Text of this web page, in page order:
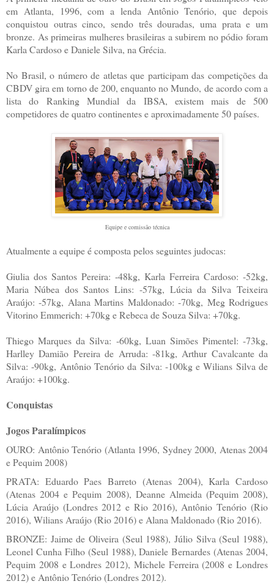
em Atlanta, 1996, com a lenda Antônio Tenório, que depois
conquistou outras cinco, sendo três douradas, uma prata e um
bronze. As primeiras mulheres brasileiras a subirem no pódio foram
Karla Cardoso e Daniele Silva, na Grécia.
No Brasil, o número de atletas que participam das competições da
CBDV gira em torno de 200, enquanto no Mundo, de acordo com a
lista do Ranking Mundial da IBSA, existem mais de 500
competidores de quatro continentes e aproximadamente 50 países.
Equipe e comissão técnica
Atualmente a equipe é composta pelos seguintes judocas:
Giulia dos Santos Pereira: -48kg, Karla Ferreira Cardoso: -52kg,
Maria Núbea dos Santos Lins: -57kg, Lúcia da Silva Teixeira
Araújo: -57kg, Alana Martins Maldonado: -70kg, Meg Rodrigues
Vitorino Emmerich: +70kg e Rebeca de Souza Silva: +70kg.
Thiego Marques da Silva: -60kg, Luan Simões Pimentel: -73kg,
Harlley Damião Pereira de Arruda: -81kg, Arthur Cavalcante da
Silva: -90kg, Antônio Tenório da Silva: -100kg e Wilians Silva de
Araújo: +100kg.
Conquistas
Jogos Paralímpicos
OURO: Antônio Tenório (Atlanta 1996, Sydney 2000, Atenas 2004
e Pequim 2008)
PRATA: Eduardo Paes Barreto (Atenas 2004), Karla Cardoso
(Atenas 2004 e Pequim 2008), Deanne Almeida (Pequim 2008),
Lúcia Araújo (Londres 2012 e Rio 2016), Antônio Tenório (Rio
2016), Wilians Araújo (Rio 2016) e Alana Maldonado (Rio 2016).
BRONZE: Jaime de Oliveira (Seul 1988), Júlio Silva (Seul 1988),
Leonel Cunha Filho (Seul 1988), Daniele Bernardes (Atenas 2004,
Pequim 2008 e Londres 2012), Michele Ferreira (2008 e Londres
2012) e Antônio Tenório (Londres 2012).